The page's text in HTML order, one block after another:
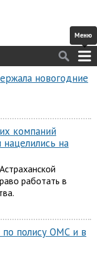
Меню
новогодние
компаний
нацелились на
работать в
полису ОМС и в